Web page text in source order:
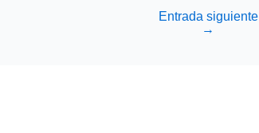
Entrada siguiente
→